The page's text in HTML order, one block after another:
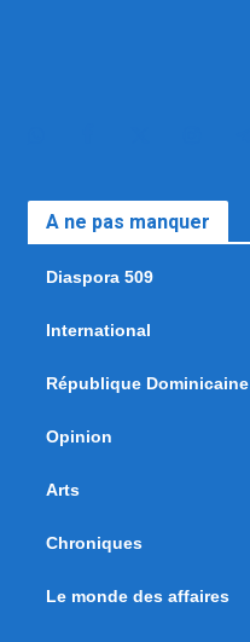
A ne pas manquer
Diaspora 509
International
République Dominicaine
Opinion
Arts
Chroniques
Le monde des affaires